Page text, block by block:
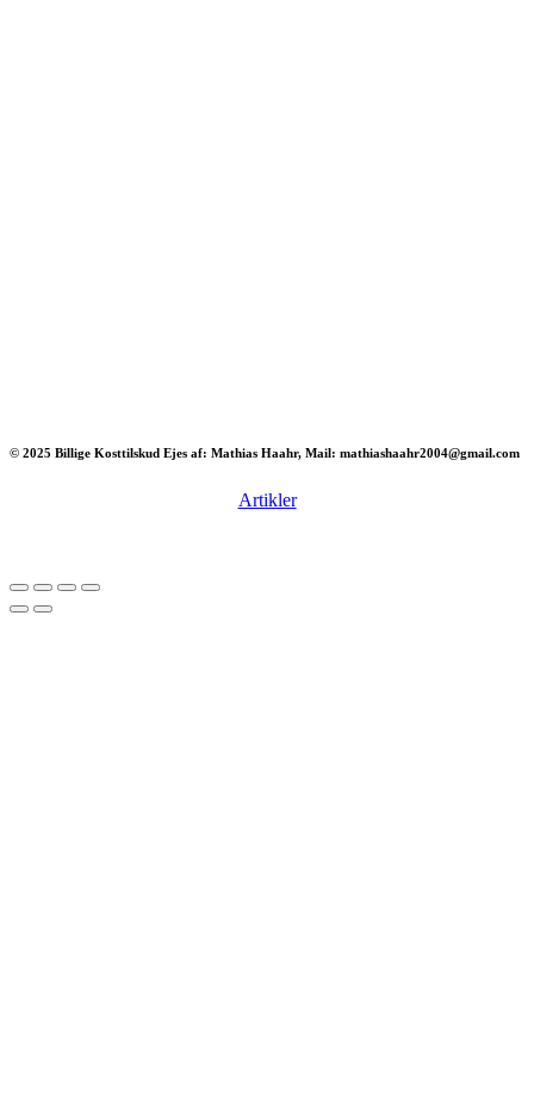
© 2025 Billige Kosttilskud Ejes af: Mathias Haahr, Mail: mathiashaahr2004@gmail.com
Artikler